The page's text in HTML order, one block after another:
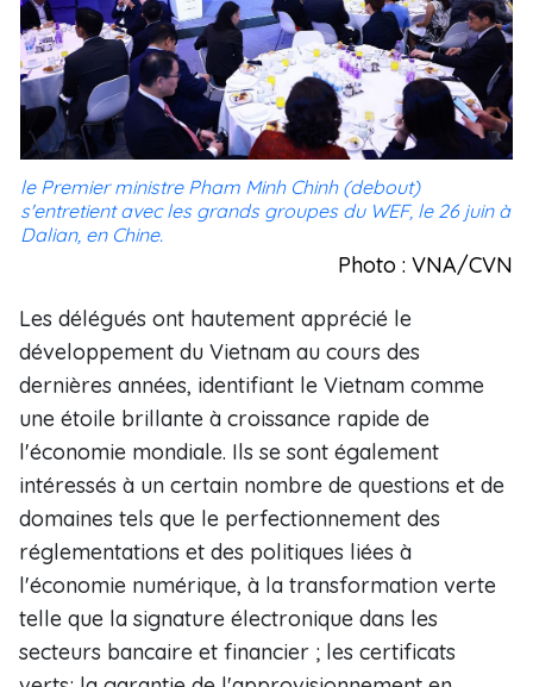
le Premier ministre Pham Minh Chinh (debout)
s'entretient avec les grands groupes du WEF, le 26 juin à
Dalian, en Chine.
Photo : VNA/CVN
Les délégués ont hautement apprécié le
développement du Vietnam au cours des
dernières années, identifiant le Vietnam comme
une étoile brillante à croissance rapide de
l'économie mondiale. Ils se sont également
intéressés à un certain nombre de questions et de
domaines tels que le perfectionnement des
réglementations et des politiques liées à
l'économie numérique, à la transformation verte
telle que la signature électronique dans les
secteurs bancaire et financier ; les certificats